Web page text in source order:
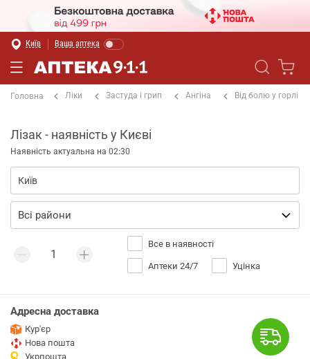
Київ Ваша аптека
Головна Ліки Застуда і грип Ангіна Від болю у горлі
Лізак - наявність у Києві
Наявність актуальна на 02:30
Все в наявності
Аптеки 24/7 Уцінка
Адресна доставка
Кур'єр
Нова пошта
Укрпошта